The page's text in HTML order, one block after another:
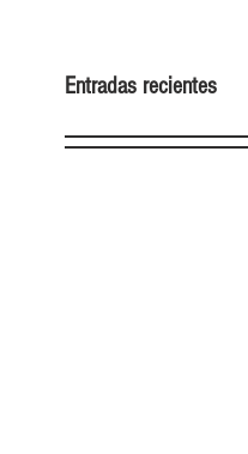
Entradas recientes